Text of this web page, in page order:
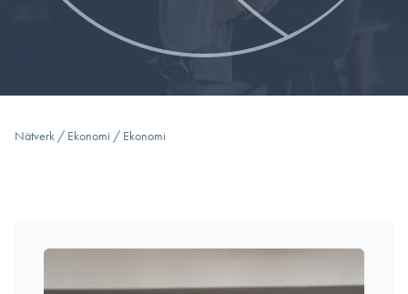
Nätverk / Ekonomi / Ekonomi